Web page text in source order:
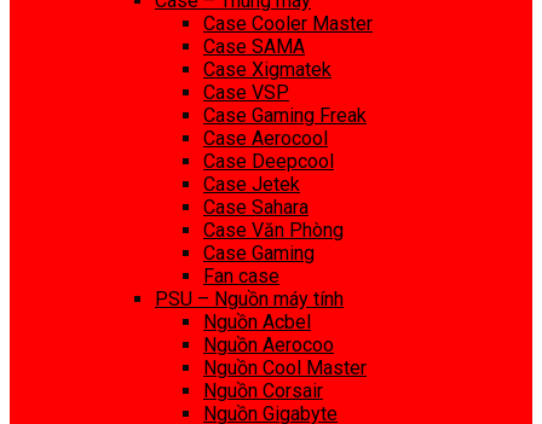
Case Cooler Master
Case SAMA
Case Xigmatek
Case VSP
Case Gaming Freak
Case Aerocool
Case Deepcool
Case Jetek
Case Sahara
Case Văn Phòng
Case Gaming
Fan case
PSU – Nguồn máy tính
Nguồn Acbel
Nguồn Aerocoo
Nguồn Cool Master
Nguồn Corsair
Nguồn Gigabyte